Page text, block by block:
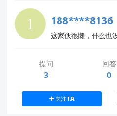
📌下一步建议
优先参考官方资料：
HLK-LD6002C 详细手册
技术社区互助
HLK 官方问答平台
人工深度支持：
若问题持续，请将以下
188****8136
这家伙很懒，什么也
提问
3
回答
0
关注TA